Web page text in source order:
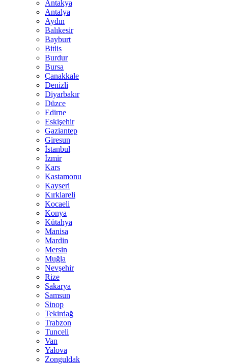
Antakya
Antalya
Aydın
Balıkesir
Bayburt
Bitlis
Burdur
Bursa
Çanakkale
Denizli
Diyarbakır
Düzce
Edirne
Eskişehir
Gaziantep
Giresun
İstanbul
İzmir
Kars
Kastamonu
Kayseri
Kırklareli
Kocaeli
Konya
Kütahya
Manisa
Mardin
Mersin
Muğla
Nevşehir
Rize
Sakarya
Samsun
Sinop
Tekirdağ
Trabzon
Tunceli
Van
Yalova
Zonguldak